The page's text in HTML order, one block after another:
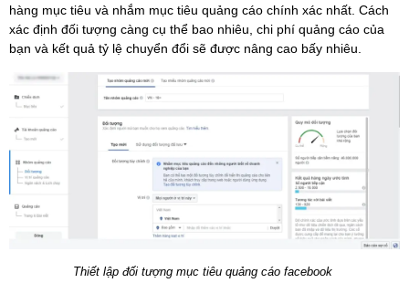
hàng mục tiêu và nhắm mục tiêu quảng cáo chính xác nhất. Cách
xác định đối tượng càng cụ thể bao nhiêu, chi phí quảng cáo của
bạn và kết quả tỷ lệ chuyển đổi sẽ được nâng cao bấy nhiêu.
Thiết lập đối tượng mục tiêu quảng cáo facebook